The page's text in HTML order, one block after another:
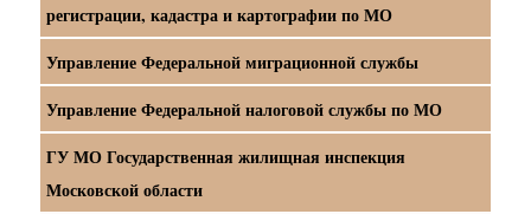
регистрации, кадастра и картографии по МО
Управление Федеральной миграционной службы
Управление Федеральной налоговой службы по МО
ГУ МО Государственная жилищная инспекция
Московской области